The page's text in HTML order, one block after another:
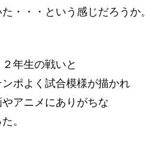
・・・という感じだろうか。
年生の戦いと
ポよく試合模様が描かれ
アニメにありがちな
。